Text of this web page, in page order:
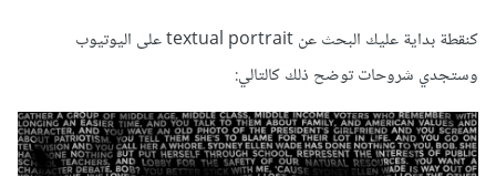
كنقطة بداية عليك البحث عن textual portrait على اليوتيوب
وستجدي شروحات توضح ذلك كالتالي: